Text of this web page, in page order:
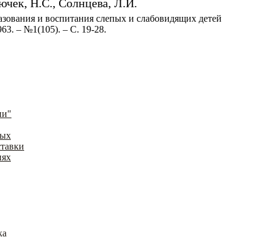
Н.С., Солнцева, Л.И.
и воспитания слепых и слабовидящих детей
– №1(105). – С. 19-28.